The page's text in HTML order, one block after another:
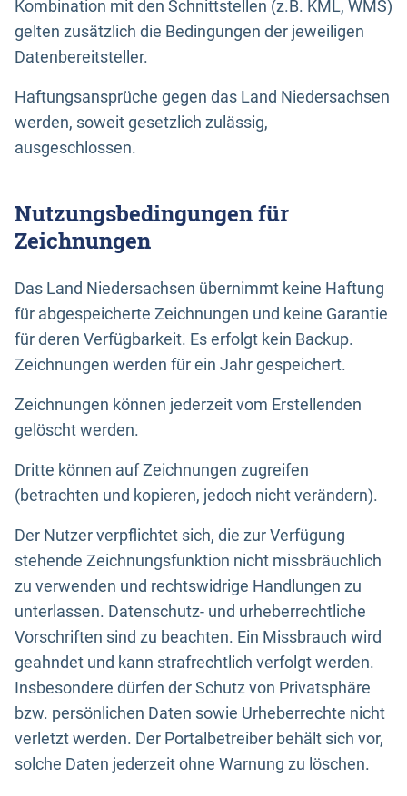
Kombination mit den Schnittstellen (z.B. KML, WMS)
gelten zusätzlich die Bedingungen der jeweiligen
Datenbereitsteller.
Haftungsansprüche gegen das Land Niedersachsen
werden, soweit gesetzlich zulässig,
ausgeschlossen.
Nutzungsbedingungen für
Zeichnungen
Das Land Niedersachsen übernimmt keine Haftung
für abgespeicherte Zeichnungen und keine Garantie
für deren Verfügbarkeit. Es erfolgt kein Backup.
Zeichnungen werden für ein Jahr gespeichert.
Zeichnungen können jederzeit vom Erstellenden
gelöscht werden.
Dritte können auf Zeichnungen zugreifen
(betrachten und kopieren, jedoch nicht verändern).
Der Nutzer verpflichtet sich, die zur Verfügung
stehende Zeichnungsfunktion nicht missbräuchlich
zu verwenden und rechtswidrige Handlungen zu
unterlassen. Datenschutz- und urheberrechtliche
Vorschriften sind zu beachten. Ein Missbrauch wird
geahndet und kann strafrechtlich verfolgt werden.
Insbesondere dürfen der Schutz von Privatsphäre
bzw. persönlichen Daten sowie Urheberrechte nicht
verletzt werden. Der Portalbetreiber behält sich vor,
solche Daten jederzeit ohne Warnung zu löschen.